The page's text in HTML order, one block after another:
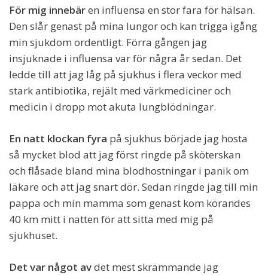
För mig innebären influensa en stor fara för hälsan.
Den slår genast på mina lungor och kan trigga igång
min sjukdom ordentligt. Förra gången jag
insjuknade i influensa var för några år sedan. Det
ledde till att jag låg på sjukhus i flera veckor med
stark antibiotika, rejält med värkmediciner och
medicin i dropp mot akuta lungblödningar.
En natt klockan fyra på sjukhus började jag hosta
så mycket blod att jag först ringde på sköterskan
och flåsade bland mina blodhostningar i panik om
läkare och att jag snart dör. Sedan ringde jag till min
pappa och min mamma som genast kom körandes
40 km mitt i natten för att sitta med mig på
sjukhuset.
Det var något avdet mest skrämmande jag